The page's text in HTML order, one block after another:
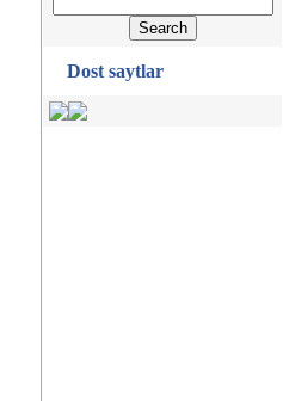
Dost saytlar